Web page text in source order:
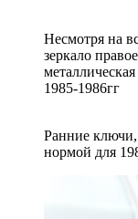
Несмотря на
зеркало
1985-1986гг
Ранние
нормой для